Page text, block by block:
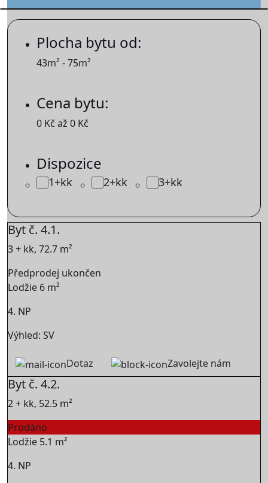
Plocha bytu od:
43m² -75m²
Cena bytu:
0 Kč až 0 Kč
Dispozice
1+kk 2+kk 3+kk
Byt č. 4.1.
3 + kk, 72.7 m²
Předprodej ukončen
Lodžie 6 m²
4. NP
Výhled: SV
Dotaz Zavolejte nám
Byt č. 4.2.
2 + kk, 52.5 m²
Prodáno
Lodžie 5.1 m²
4. NP